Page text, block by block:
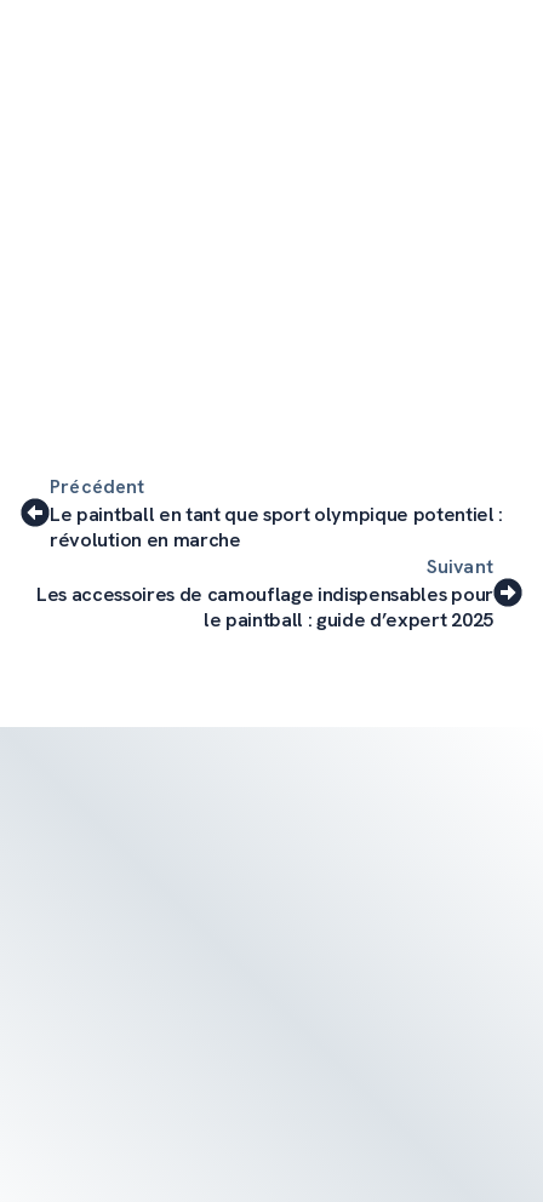
Précédent
Le paintball en tant que sport olympique potentiel :
révolution en marche
Suivant
Les accessoires de camouflage indispensables pour
le paintball : guide d’expert 2025